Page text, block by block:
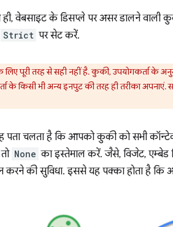
वेबसाइट के डिसप्ले पर असर डालने वाली
Strict पर सेट करें.
लिए पूरी तरह से सही नहीं है. कुकी, उपयोगकर्ता के
किसी भी अन्य इनपुट की तरह ही तरीका अपनाएं.
पता चलता है कि आपको कुकी को सभी
None का इस्तेमाल करें. जैसे, विजेट, एम्बेड
करने की सुविधा. इससे यह पक्का होता है कि